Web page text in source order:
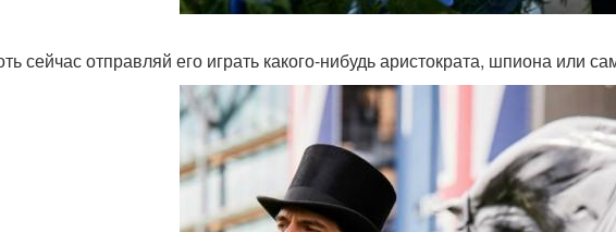
сейчас отправляй его играть какого-нибудь аристократа, шпиона или